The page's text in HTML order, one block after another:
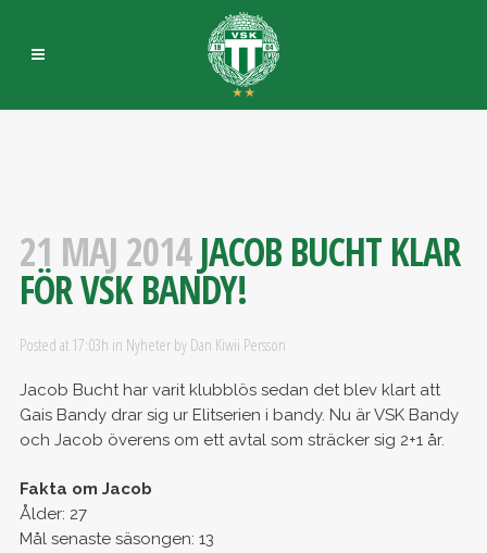
21 MAJ 2014JACOB BUCHT KLAR
FÖR VSK BANDY!
Posted at 17:03h in Nyheter by Dan Kiwii Persson
Jacob Bucht har varit klubblös sedan det blev klart att
Gais Bandy drar sig ur Elitserien i bandy. Nu är VSK Bandy
och Jacob överens om ett avtal som sträcker sig 2+1 år.
Fakta om Jacob
Ålder: 27
Mål senaste säsongen: 13